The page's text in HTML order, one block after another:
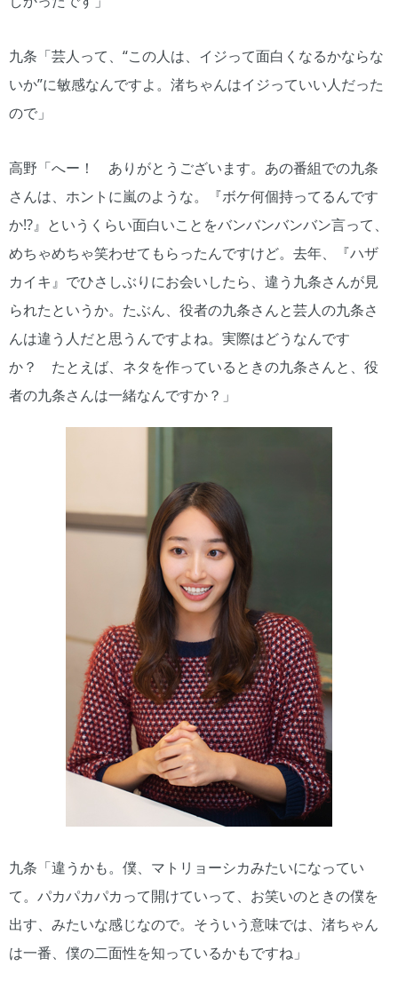
九条「芸人って、“この人は、イジって面白くなるかならな
いか”に敏感なんですよ。渚ちゃんはイジっていい人だった
ので」
高野「へー！ ありがとうございます。あの番組での九条
さんは、ホントに嵐のような。『ボケ何個持ってるんです
か!?』というくらい面白いことをバンバンバンバン言って、
めちゃめちゃ笑わせてもらったんですけど。去年、『ハザ
カイキ』でひさしぶりにお会いしたら、違う九条さんが見
られたというか。たぶん、役者の九条さんと芸人の九条さ
んは違う人だと思うんですよね。実際はどうなんです
か？ たとえば、ネタを作っているときの九条さんと、役
者の九条さんは一緒なんですか？」
九条「違うかも。僕、マトリョーシカみたいになってい
て。パカパカパカって開けていって、お笑いのときの僕を
出す、みたいな感じなので。そういう意味では、渚ちゃん
は一番、僕の二面性を知っているかもですね」